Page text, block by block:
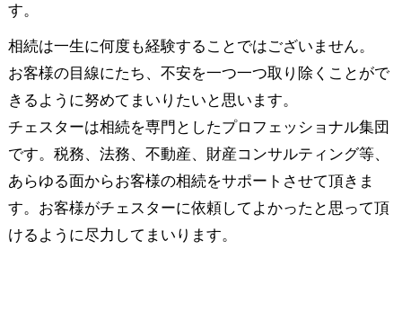
す。
相続は一生に何度も経験することではございません。
お客様の目線にたち、不安を一つ一つ取り除くことがで
きるように努めてまいりたいと思います。
チェスターは相続を専門としたプロフェッショナル集団
です。税務、法務、不動産、財産コンサルティング等、
あらゆる面からお客様の相続をサポートさせて頂きま
す。お客様がチェスターに依頼してよかったと思って頂
けるように尽力してまいります。